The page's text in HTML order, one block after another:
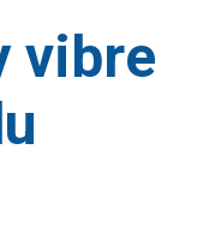
vibre